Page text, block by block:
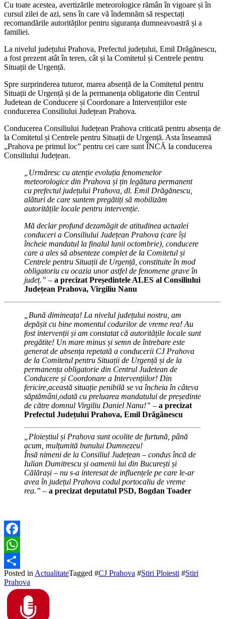
Cu toate acestea, avertizările meteorologice rămân în vigoare și în
cursul zilei de azi, sens în care vă îndemnăm să respectați
recomandările autorităților pentru siguranța dumneavoastră și a
familiei.
La nivelul județului Prahova, Prefectul județului, Emil Drăgănescu,
a fost prezent atât în teren, cât și la Comitetul și Centrele pentru
Situații de Urgență.
Spre surprinderea tuturor, marea absență de la Comitetul pentru
Situații de Urgență și de la permanența obligatorie din Centrul
Judetean de Conducere și Coordonare a Intervențiilor este
conducerea Consiliului Județean Prahova.
Conducerea Consiliului Județean Prahova criticată pentru absența de
la Comitetul și Centrele pentru Situații de Urgență. Asta înseamnă
„Prahova pe primul loc” pentru cei care sunt ÎNCĂ la conducerea
Consiliului Județean.
Urmăresc cu atenție evoluția fenomenelor
meteorologice din Prahova și țin legătura permanent
cu prefectul județului Prahova, dl. Emil Drăgănescu,
alături de care suntem pregătiți să mobilizăm
autoritățile locale pentru intervenție.
Mă declar profund dezamăgit de atitudinea actualei
conduceri a Consiliului Județean Prahova (care își
încheie mandatul la finalul lunii octombrie), conducere
care a ales să absenteze complet de la Comitetul și
Centrele pentru Situații de Urgență, constituite în mod
obligatoriu cu ocazia unor astfel de fenomene grave în
județ.” – a precizat Președintele ALES al Consiliului
Județean Prahova, Virgiliu Nanu
„Bună dimineața! La nivelul județului nostru, am
depășit cu bine momentul codurilor de vreme rea! Au
fost intervenții și am constatat că autoritățile locale sunt
pregătite! Un mare minus și semn de întrebare este
generat de absența repetată a conducerii CJ Prahova
de la Comitetul pentru Situații de Urgență și de la
permanența obligatorie din Centrul Judetean de
Conducere și Coordonare a Intervențiilor! Din
fericire,această situație penibilă se va încheia în câteva
săptămâni,odată cu preluarea mandatului de președinte
de către domnul Virgiliu Daniel Nanu!” – a precizat
Prefectul Județului Prahova, Emil Drăgănescu
„Ploieștiul și Prahova sunt ocolite de furtună, până
acum, mulțumită bunului Dumnezeu!
Însă nimeni de la Consiliul Județean – condus încă de
Iulian Dumitrescu și oamenii lui din București și
Călărași – nu s-a interesat de influențele pe care le-ar
avea în județul Prahova codul portocaliu de vreme
rea.” – a precizat deputatul PSD, Bogdan Toader
Facebook
WhatsApp
Partajează
Posted in ActualitateTagged #CJ Prahova #Stiri Ploiesti #Stiri
Prahova